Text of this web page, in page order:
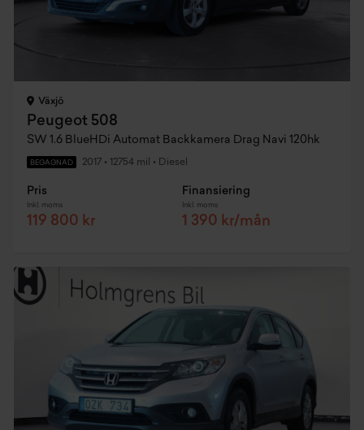
Växjö
Peugeot 508
SW 1.6 BlueHDi Automat Backkamera Drag Navi 120hk
BEGAGNAD 2017 • 12754 mil • Diesel
Pris
Inkl. moms
119 800 kr
Finansiering
Inkl. moms
1 390 kr/mån